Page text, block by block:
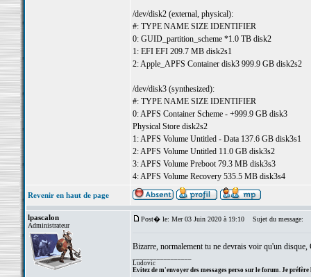
/dev/disk2 (external, physical):
#: TYPE NAME SIZE IDENTIFIER
0: GUID_partition_scheme *1.0 TB disk2
1: EFI EFI 209.7 MB disk2s1
2: Apple_APFS Container disk3 999.9 GB disk2s2
/dev/disk3 (synthesized):
#: TYPE NAME SIZE IDENTIFIER
0: APFS Container Scheme - +999.9 GB disk3
Physical Store disk2s2
1: APFS Volume Untitled - Data 137.6 GB disk3s1
2: APFS Volume Untitled 11.0 GB disk3s2
3: APFS Volume Preboot 79.3 MB disk3s3
4: APFS Volume Recovery 535.5 MB disk3s4
Revenir en haut de page
lpascalon
Administrateur
Post� le: Mer 03 Juin 2020 à 19:10 Sujet du message:
Bizarre, normalement tu ne devrais voir qu'un
Ludovic
Evitez de m'envoyer des messages perso sur le forum. Je préfère